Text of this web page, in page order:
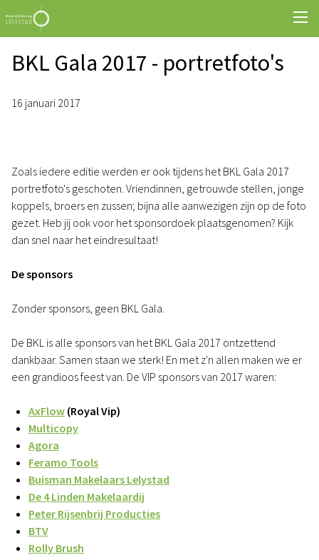
BKL Gala 2017 - portretfoto's
16 januari 2017
Zoals iedere editie werden er ook tijdens het BKL Gala 2017
portretfoto's geschoten. Vriendinnen, getrouwde stellen, jonge
koppels, broers en zussen; bijna alle aanwezigen zijn op de foto
gezet. Heb jij ook voor het sponsordoek plaatsgenomen? Kijk
dan snel naar het eindresultaat!
De sponsors
Zonder sponsors, geen BKL Gala.
De BKL is alle sponsors van het BKL Gala 2017 ontzettend
dankbaar. Samen staan we sterk! En met z'n allen maken we er
een grandioos feest van. De VIP sponsors van 2017 waren:
AxFlow (Royal Vip)
Multicopy
Agora
Feramo Tools
Buisman Makelaars Lelystad
De 4 Linden Makelaardij
Peter Rijsenbrij Producties
BTV
Rolly Brush